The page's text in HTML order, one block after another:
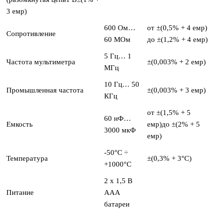
3 емр)
Сопротивление
600 Ом…
60 МОм
от ±(0,5% + 4 емр)
до ±(1,2% + 4 емр)
Частота мультиметра
5 Гц… 1
МГц
±(0,003% + 2 емр)
Промышленная частота
10 Гц… 50
КГц
±(0,003% + 3 емр)
Емкость
60 нФ…
3000 мкФ
от ±(1,5% + 5
емр)до ±(2% + 5
емр)
Температура
-50°C ÷
+1000°C
±(0,3% + 3°C)
Питание
2 х 1,5 В
ААА
батареи